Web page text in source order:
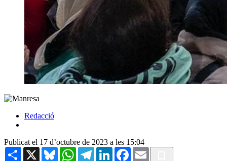
Redacció
Publicat el 17 d’octubre de 2023 a les 15:04
Share X BlueskyWhatsAppTelegramLinkedInFacebook
Email